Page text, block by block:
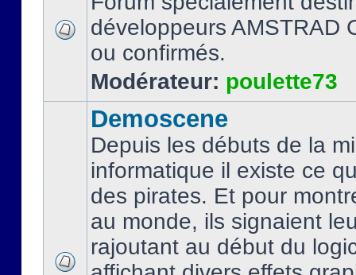
développeurs AMSTRAD
ou confirmés.
Modérateur: poulette73
Demoscene
Depuis les débuts de la
informatique il existe ce
des pirates. Et pour
au monde, ils signaient
rajoutant au début du